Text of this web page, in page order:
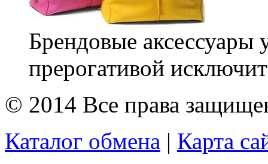
Брендовые аксессуары
прерогативой
© 2014 Все права
Каталог обмена | Карта